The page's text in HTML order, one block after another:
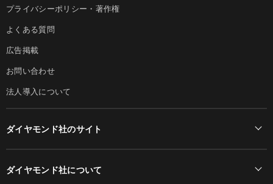
プライバシーポリシー・著作権
よくある質問
広告掲載
お問い合わせ
法人導入について
ダイヤモンド社のサイト
ダイヤモンド社について